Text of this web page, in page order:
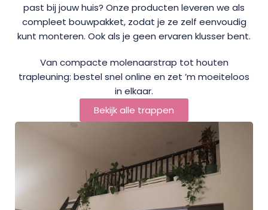
past bij jouw huis? Onze producten leveren we als
compleet bouwpakket, zodat je ze zelf eenvoudig
kunt monteren. Ook als je geen ervaren klusser bent.
Van compacte molenaarstrap tot houten
trapleuning: bestel snel online en zet ’m moeiteloos
in elkaar.
Bekijk alle trappen